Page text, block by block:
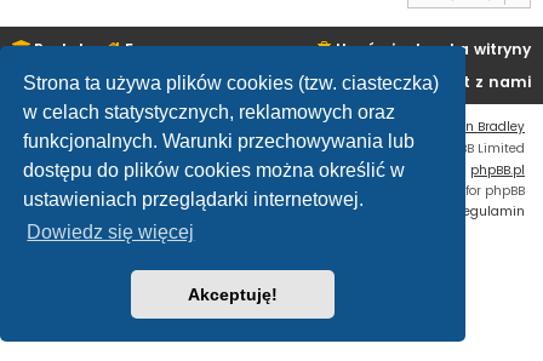
Strona ta używa plików cookies (tzw. ciasteczka)
w celach statystycznych, reklamowych oraz
funkcjonalnych. Warunki przechowywania lub
dostępu do plików cookies można określić w
ustawieniach przeglądarki internetowej.
Dowiedz się więcej
Akceptuję!
Portal Forum
Usuń ciasteczka witryny
Kontakt z nami
Ian Bradley
Technologię dostarczaphpBB® Forum Software © phpBB Limited
Polski pakiet językowy dostarcza phpBB.pl
Custom Code
extension for phpBB
Zasady ochrony danych osobowych
Regulamin